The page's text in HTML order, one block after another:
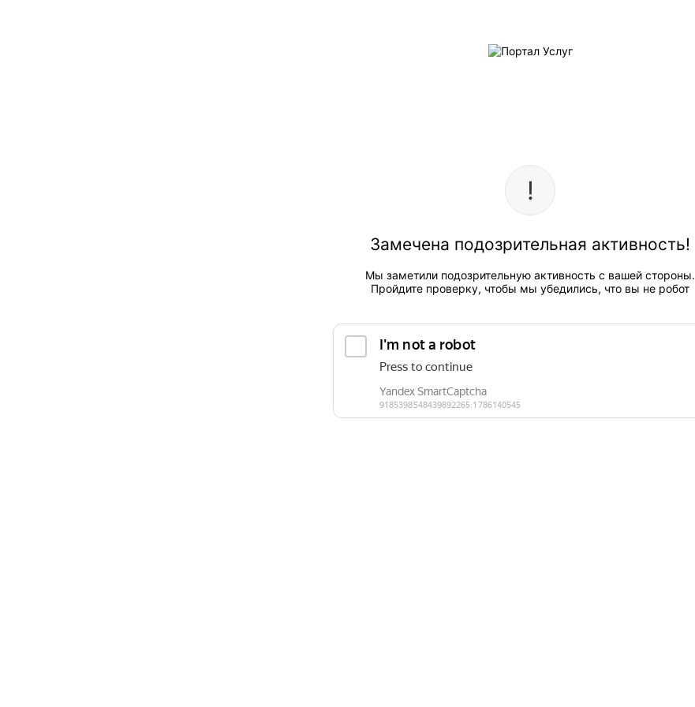
Замечена подозрительная активность!
Мы заметили подозрительную активность с вашей стороны.
Пройдите проверку, чтобы мы убедились, что вы не робот